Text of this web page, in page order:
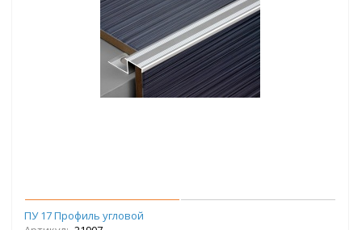
ПУ 17 Профиль угловой